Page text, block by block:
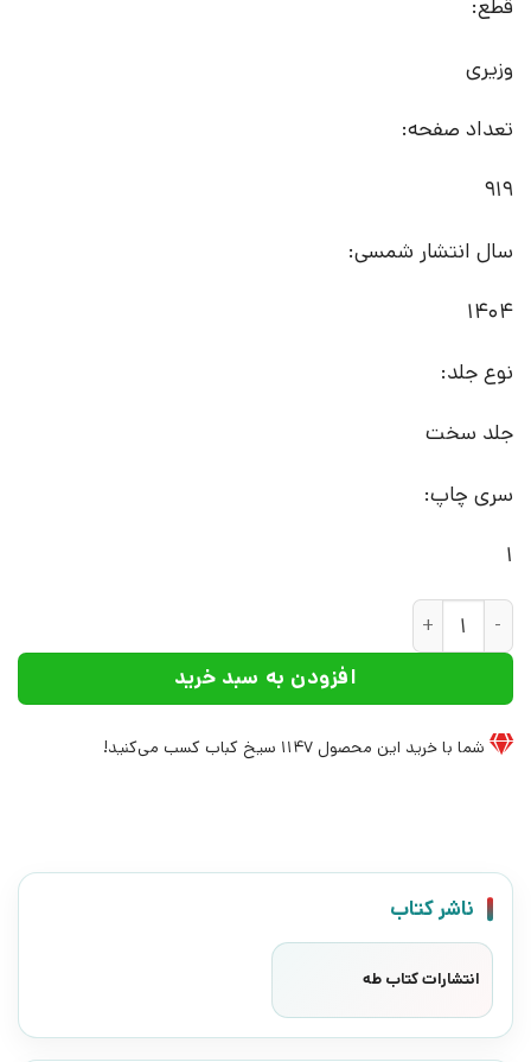
قطع:
وزیری
تعداد صفحه:
919
سال انتشار شمسی:
1404
نوع جلد:
جلد سخت
سری چاپ:
1
کتاب سالنامه‌های مدارس و دانشگاه‌های ایران | انتشارات کتاب
افزودن به سبد خرید
شما با خرید این محصول 1147 سیخ کباب کسب می‌کنید!
ناشر کتاب
انتشارات کتاب طه